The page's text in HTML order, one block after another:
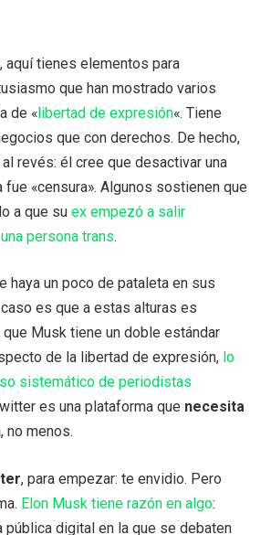
, aquí tienes elementos para
que han mostrado varios
de «libertad de expresión«. Tiene
que con derechos. De hecho,
revés: él cree que desactivar una
«censura». Algunos sostienen que
a que su ex empezó a salir
persona trans.
haya un poco de pataleta en sus
es que a estas alturas es
Musk tiene un doble estándar
de la libertad de expresión, lo
sistemático de periodistas
es una plataforma que necesita
, no menos.
, para empezar: te envidio. Pero
Elon Musk tiene razón en algo:
digital en la que se debaten